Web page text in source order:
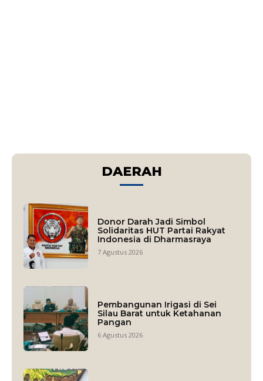
DAERAH
Donor Darah Jadi Simbol
Solidaritas HUT Partai Rakyat
Indonesia di Dharmasraya
7 Agustus 2026
Pembangunan Irigasi di Sei
Silau Barat untuk Ketahanan
Pangan
6 Agustus 2026